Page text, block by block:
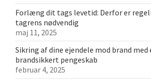
Forlæng dit tags levetid: Derfor er
tagrens nødvendig
maj 11, 2025
Sikring af dine ejendele mod brand med
brandsikkert pengeskab
februar 4, 2025